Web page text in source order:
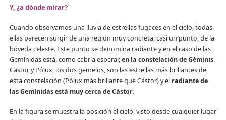
Y, ¿a dónde mirar?
Cuando observamos una lluvia de estrellas fugaces en el cielo, todas
ellas parecen surgir de una región muy concreta, casi un punto, de la
bóveda celeste. Este punto se denomina radiante y en el caso de las
Gemínidas está, como cabría esperar,en la constelación de Géminis.
Castor y Pólux, los dos gemelos, son las estrellas más brillantes de
esta constelación (Pólux más brillante que Cástor) y el radiante de
las Gemínidas está muy cerca de Cástor.
En la figura se muestra la posición el cielo, visto desde cualquier lugar